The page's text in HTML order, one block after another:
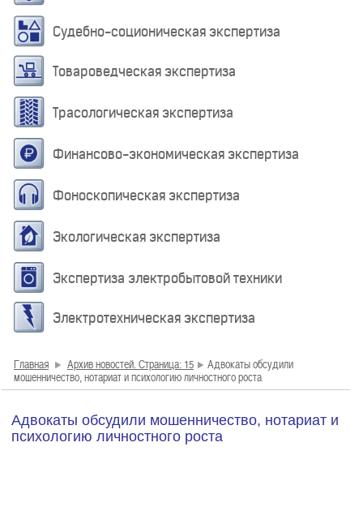
Судебно-соционическая экспертиза
Товароведческая экспертиза
Трасологическая экспертиза
Финансово-экономическая экспертиза
Фоноскопическая экспертиза
Экологическая экспертиза
Экспертиза электробытовой техники
Электротехническая экспертиза
Главная Архив новостей. Страница: 15
Адвокаты обсудили
мошенничество, нотариат и психологию личностного роста
Адвокаты обсудили мошенничество, нотариат и
психологию личностного роста